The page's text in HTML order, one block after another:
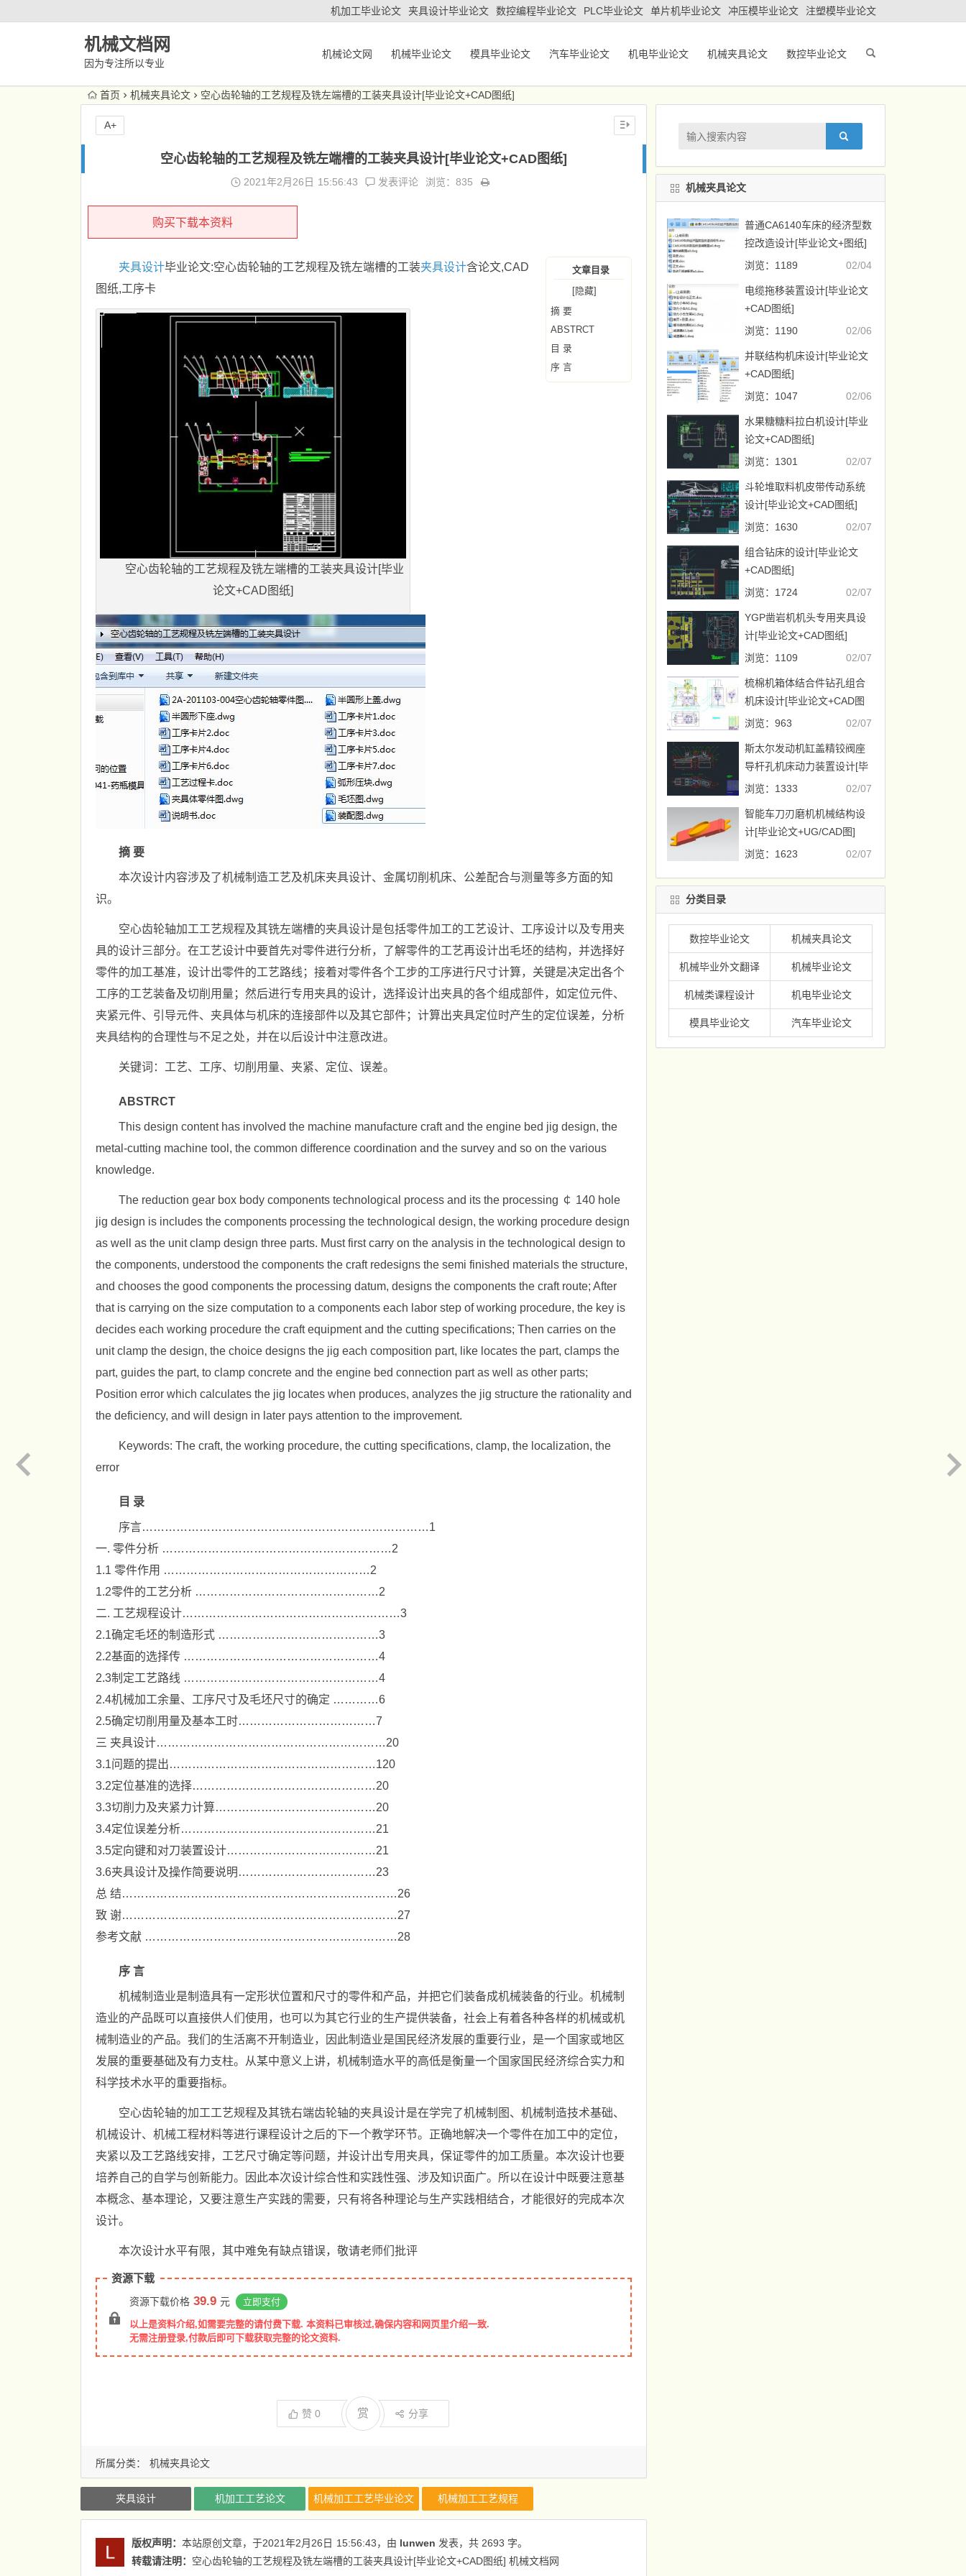
机加工毕业论文 夹具设计毕业论文 数控编程毕业论文 PLC毕业论文 单片机毕业论文 冲压模毕业论文 注塑模毕业论文
机械文档网
因为专注所以专业
机械论文网 机械毕业论文 模具毕业论文 汽车毕业论文 机电毕业论文 机械夹具论文 数控毕业论文
首页 机械夹具论文 空心齿轮轴的工艺规程及铣左端槽的工装夹具设计[毕业论文+CAD图纸]
空心齿轮轴的工艺规程及铣左端槽的工装夹具设计[毕业论文+CAD图纸]
2021年2月26日 15:56:43 发表评论 浏览：835
购买下载本资料
文章目录
[隐藏]
摘 要
ABSTRCT
目 录
序 言
夹具设计毕业论文:空心齿轮轴的工艺规程及铣左端槽的工装夹具设计含论文,CAD
图纸,工序卡
空心齿轮轴的工艺规程及铣左端槽的工装夹具设计[毕业
论文+CAD图纸]
摘 要
本次设计内容涉及了机械制造工艺及机床夹具设计、金属切削机床、公差配合与测量等多方面的知
识。
空心齿轮轴加工工艺规程及其铣左端槽的夹具设计是包括零件加工的工艺设计、工序设计以及专用夹
具的设计三部分。在工艺设计中要首先对零件进行分析，了解零件的工艺再设计出毛坯的结构，并选择好
零件的加工基准，设计出零件的工艺路线；接着对零件各个工步的工序进行尺寸计算，关键是决定出各个
工序的工艺装备及切削用量；然后进行专用夹具的设计，选择设计出夹具的各个组成部件，如定位元件、
夹紧元件、引导元件、夹具体与机床的连接部件以及其它部件；计算出夹具定位时产生的定位误差，分析
夹具结构的合理性与不足之处，并在以后设计中注意改进。
关键词：工艺、工序、切削用量、夹紧、定位、误差。
ABSTRCT
This design content has involved the machine manufacture craft and the engine bed jig design, the
metal-cutting machine tool, the common difference coordination and the survey and so on the various
knowledge.
The reduction gear box body components technological process and its the processing ￠ 140 hole
jig design is includes the components processing the technological design, the working procedure design
as well as the unit clamp design three parts. Must first carry on the analysis in the technological design to
the components, understood the components the craft redesigns the semi finished materials the structure,
and chooses the good components the processing datum, designs the components the craft route; After
that is carrying on the size computation to a components each labor step of working procedure, the key is
decides each working procedure the craft equipment and the cutting specifications; Then carries on the
unit clamp the design, the choice designs the jig each composition part, like locates the part, clamps the
part, guides the part, to clamp concrete and the engine bed connection part as well as other parts;
Position error which calculates the jig locates when produces, analyzes the jig structure the rationality and
the deficiency, and will design in later pays attention to the improvement.
Keywords: The craft, the working procedure, the cutting specifications, clamp, the localization, the
error
目 录
序言…………………………………………………………………1
一. 零件分析 ……………………………………………………2
1.1 零件作用 ………………………………………………2
1.2零件的工艺分析 …………………………………………2
二. 工艺规程设计…………………………………………………3
2.1确定毛坯的制造形式 ……………………………………3
2.2基面的选择传 ……………………………………………4
2.3制定工艺路线 ……………………………………………4
2.4机械加工余量、工序尺寸及毛坯尺寸的确定 …………6
2.5确定切削用量及基本工时………………………………7
三 夹具设计……………………………………………………20
3.1问题的提出………………………………………………120
3.2定位基准的选择…………………………………………20
3.3切削力及夹紧力计算……………………………………20
3.4定位误差分析……………………………………………21
3.5定向键和对刀装置设计…………………………………21
3.6夹具设计及操作简要说明………………………………23
总 结………………………………………………………………26
致 谢………………………………………………………………27
参考文献 …………………………………………………………28
序 言
机械制造业是制造具有一定形状位置和尺寸的零件和产品，并把它们装备成机械装备的行业。机械制
造业的产品既可以直接供人们使用，也可以为其它行业的生产提供装备，社会上有着各种各样的机械或机
械制造业的产品。我们的生活离不开制造业，因此制造业是国民经济发展的重要行业，是一个国家或地区
发展的重要基础及有力支柱。从某中意义上讲，机械制造水平的高低是衡量一个国家国民经济综合实力和
科学技术水平的重要指标。
空心齿轮轴的加工工艺规程及其铣右端齿轮轴的夹具设计是在学完了机械制图、机械制造技术基础、
机械设计、机械工程材料等进行课程设计之后的下一个教学环节。正确地解决一个零件在加工中的定位，
夹紧以及工艺路线安排，工艺尺寸确定等问题，并设计出专用夹具，保证零件的加工质量。本次设计也要
培养自己的自学与创新能力。因此本次设计综合性和实践性强、涉及知识面广。所以在设计中既要注意基
本概念、基本理论，又要注意生产实践的需要，只有将各种理论与生产实践相结合，才能很好的完成本次
设计。
本次设计水平有限，其中难免有缺点错误，敬请老师们批评
资源下载
资源下载价格 39.9 元 立即支付
以上是资料介绍,如需要完整的请付费下载. 本资料已审核过,确保内容和网页里介绍一致.
无需注册登录,付款后即可下载获取完整的论文资料.
赞 0 赏 分享
A+
所属分类： 机械夹具论文
夹具设计 机加工工艺论文 机械加工工艺毕业论文 机械加工工艺规程
版权声明： 本站原创文章，于2021年2月26日 15:56:43，由 lunwen 发表，共 2693 字。
转载请注明： 空心齿轮轴的工艺规程及铣左端槽的工装夹具设计[毕业论文+CAD图纸] 机械文档网
机械夹具论文
普通CA6140车床的经济型数
控改造设计[毕业论文+图纸]
02/04
浏览：1189
电缆拖移装置设计[毕业论文
+CAD图纸]
02/06
浏览：1190
并联结构机床设计[毕业论文
+CAD图纸]
02/06
浏览：1047
水果糖糖料拉白机设计[毕业
论文+CAD图纸]
02/07
浏览：1301
斗轮堆取料机皮带传动系统
设计[毕业论文+CAD图纸]
02/07
浏览：1630
组合钻床的设计[毕业论文
+CAD图纸]
02/07
浏览：1724
YGP凿岩机机头专用夹具设
计[毕业论文+CAD图纸]
02/07
浏览：1109
梳棉机箱体结合件钻孔组合
机床设计[毕业论文+CAD图
纸]
02/07
浏览：963
斯太尔发动机缸盖精铰阀座
导杆孔机床动力装置设计[毕
业论文+CAD图纸]
02/07
浏览：1333
智能车刀刃磨机机械结构设
计[毕业论文+UG/CAD图]
02/07
浏览：1623
分类目录
数控毕业论文 机械夹具论文
机械毕业外文翻译 机械毕业论文
机械类课程设计 机电毕业论文
模具毕业论文 汽车毕业论文